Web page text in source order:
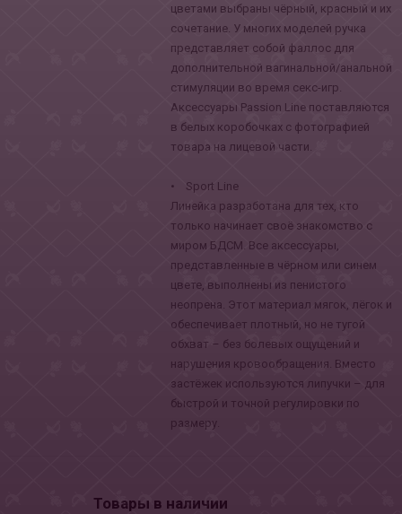
цветами выбраны чёрный, красный и их
сочетание. У многих моделей ручка
представляет собой фаллос для
дополнительной вагинальной/анальной
стимуляции во время секс-игр.
Аксессуары Passion Line поставляются
в белых коробочках с фотографией
товара на лицевой части.
• Sport Line
Линейка разработана для тех, кто
только начинает своё знакомство с
миром БДСМ. Все аксессуары,
представленные в чёрном или синем
цвете, выполнены из пенистого
неопрена. Этот материал мягок, лёгок и
обеспечивает плотный, но не тугой
обхват – без болевых ощущений и
нарушения кровообращения. Вместо
застёжек используются липучки – для
быстрой и точной регулировки по
размеру.
Товары в наличии